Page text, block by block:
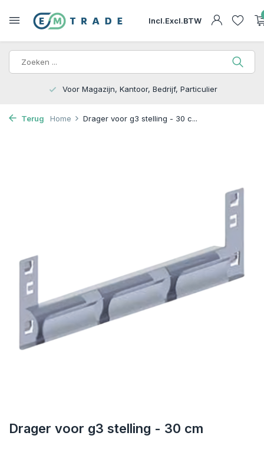
Incl.Excl.BTW
15.000m2 op Voorraad | Bezorgen of Afhalen
Terug Home Drager voor g3 stelling - 30 c...
Drager voor g3 stelling - 30 cm